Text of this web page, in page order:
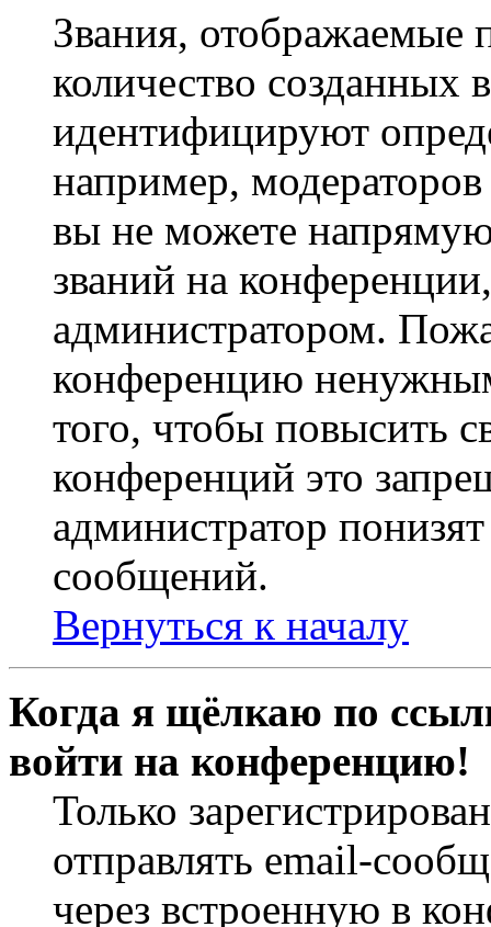
Звания,
количество
идентифицируют
например,
вы не можете
званий на
администратором.
конференцию
того, чтобы повысить
конференций это
администратор
сообщений.
Вернуться к началу
Когда я щёлкаю по
войти на конференцию!
Только
отправлять email-
через встроенную в